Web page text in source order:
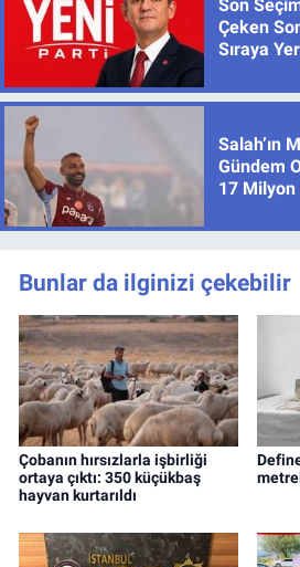
Son
Çeken
Sıraya
Salah’ın
Gündem
17 Milyon
Bunlar da ilginizi çekebilir
Çobanın hırsızlarla işbirliği
ortaya çıktı: 350 küçükbaş
hayvan kurtarıldı